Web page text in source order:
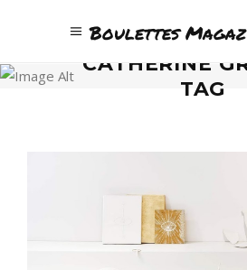
Boulettes
CATHERINE
TAG